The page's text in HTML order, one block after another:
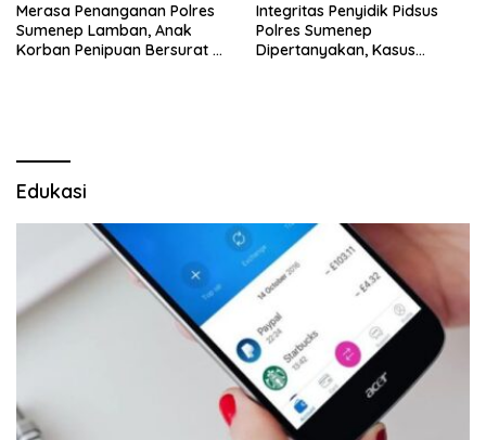
Merasa Penanganan Polres
Sumenep Lamban, Anak
Korban Penipuan Bersurat ke
Integritas Penyidik Pidsus
Polres Sumenep
Dipertanyakan, Kasus
Edukasi